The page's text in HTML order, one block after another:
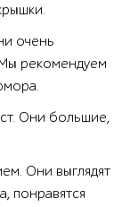
очень
рекомендуем
Они большие,
Они выглядят
понравятся